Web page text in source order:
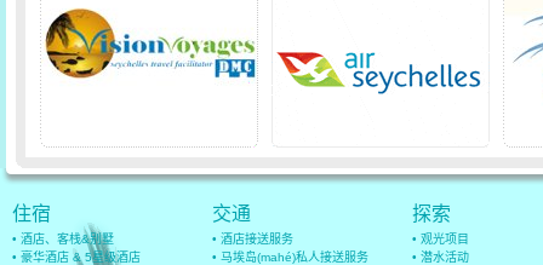
住宿
• 酒店、客栈&别墅
• 豪华酒店 & 5星级酒店
交通
• 酒店接送服务
• 马埃岛(mahé)私人接送服务
探索
• 观光项目
• 潜水活动